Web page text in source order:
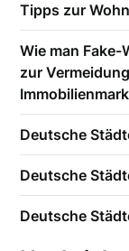
Tipps zur
Wie man
zur
Deutsche
Deutsche
Deutsche